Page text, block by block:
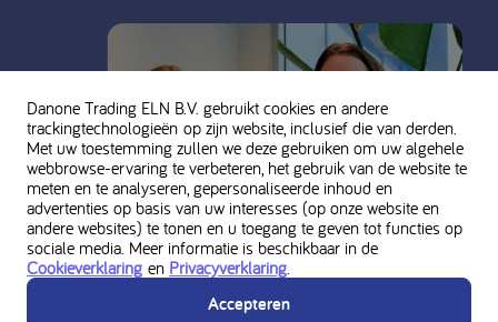
Danone Trading ELN B.V. gebruikt cookies en andere
trackingtechnologieën op zijn website, inclusief die van derden.
Met uw toestemming zullen we deze gebruiken om uw algehele
webbrowse-ervaring te verbeteren, het gebruik van de website te
meten en te analyseren, gepersonaliseerde inhoud en
advertenties op basis van uw interesses (op onze website en
andere websites) te tonen en u toegang te geven tot functies op
sociale media. Meer informatie is beschikbaar in de
Cookieverklaring en Privacyverklaring
Accepteren